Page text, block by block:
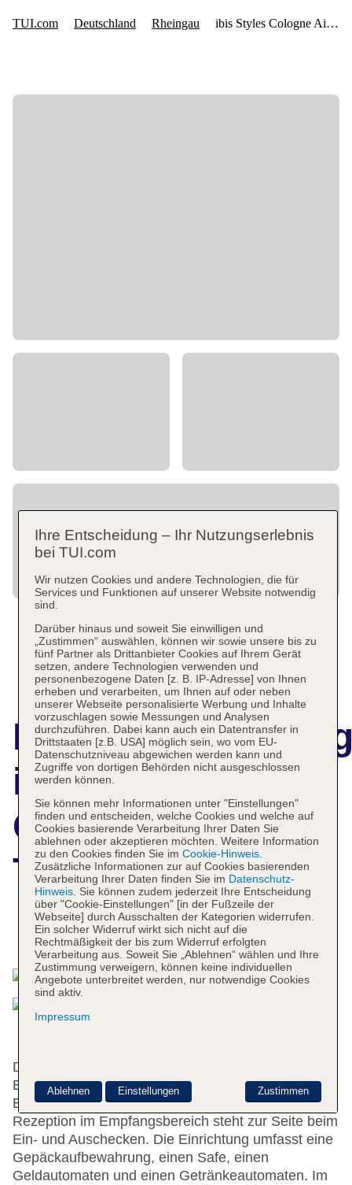
ibis Styles
Cologne Airport
Troisdorf
Das bietet Ihre Unterkunft
Die 88 Nichtraucherzimmer verteilen sich auf 3
Etagen und sind über einen Aufzug erreichbar.
Englisch- und deutschsprachiges Personal an der
Rezeption im Empfangsbereich steht zur Seite beim
Ein- und Auschecken. Die Einrichtung umfasst eine
Gepäckaufbewahrung, einen Safe, einen
Geldautomaten und einen Getränkeautomaten. Im
Ihre Entscheidung – Ihr Nutzungserlebnis
bei TUI.com
Wir nutzen Cookies und andere Technologien, die für
Services und Funktionen auf unserer Website notwendig
sind.
Darüber hinaus und soweit Sie einwilligen und
„Zustimmen“ auswählen, können wir sowie unsere bis zu
fünf Partner als Drittanbieter Cookies auf Ihrem Gerät
setzen, andere Technologien verwenden und
personenbezogene Daten [z. B. IP-Adresse] von Ihnen
erheben und verarbeiten, um Ihnen auf oder neben
unserer Webseite personalisierte Werbung und Inhalte
vorzuschlagen sowie Messungen und Analysen
durchzuführen. Dabei kann auch ein Datentransfer in
Drittstaaten [z.B. USA] möglich sein, wo vom EU-
Datenschutzniveau abgewichen werden kann und
Zugriffe von dortigen Behörden nicht ausgeschlossen
werden können.
Sie können mehr Informationen unter "Einstellungen"
finden und entscheiden, welche Cookies und welche auf
Cookies basierende Verarbeitung Ihrer Daten Sie
ablehnen oder akzeptieren möchten. Weitere Information
zu den Cookies finden Sie im Cookie-Hinweis.
Zusätzliche Informationen zur auf Cookies basierenden
Verarbeitung Ihrer Daten finden Sie im Datenschutz-
Hinweis. Sie können zudem jederzeit Ihre Entscheidung
über "Cookie-Einstellungen" [in der Fußzeile der
Webseite] durch Ausschalten der Kategorien widerrufen.
Ein solcher Widerruf wirkt sich nicht auf die
Rechtmäßigkeit der bis zum Widerruf erfolgten
Verarbeitung aus. Soweit Sie „Ablehnen“ wählen und Ihre
Zustimmung verweigern, können keine individuellen
Angebote unterbreitet werden, nur notwendige Cookies
sind aktiv.
Impressum
Zustimmen
Ablehnen Einstellungen